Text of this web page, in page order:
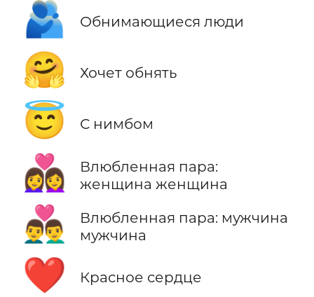
🫂 Обнимающиеся люди
🤗 Хочет обнять
😇 С нимбом
👩‍❤️‍👩
Влюбленная пара:
женщина женщина
👨‍❤️‍👨
Влюбленная пара: мужчина
мужчина
❤️ Красное сердце